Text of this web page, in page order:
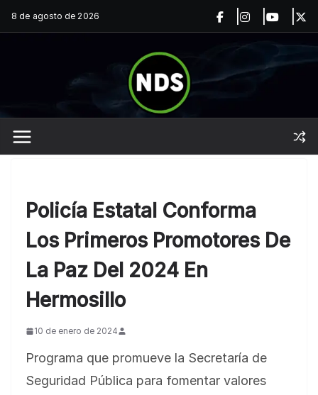
Saltar
al
8 de agosto de 2026
Policía Estatal Conforma
Los Primeros Promotores De
La Paz Del 2024 En
Hermosillo
10 de enero de 2024
Programa que promueve la Secretaría de
Seguridad Pública para fomentar valores